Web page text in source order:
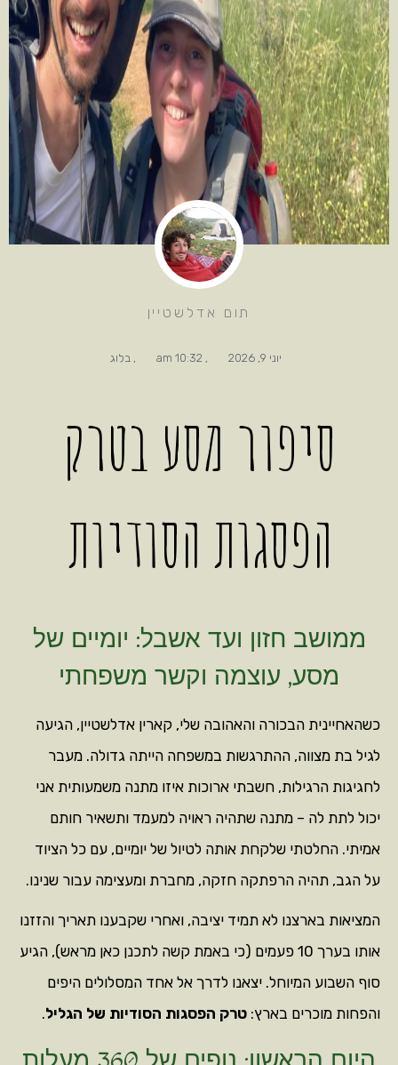
תום אדלשטיין
יוני 9, 2026 ,
10:32 am
, בלוג
סיפור מסע בטרק
הפסגות הסודיות
ממושב חזון ועד אשבל: יומיים של
מסע, עוצמה וקשר משפחתי
כשהאחיינית הבכורה והאהובה שלי, קארין אדלשטיין, הגיעה
לגיל בת מצווה, ההתרגשות במשפחה הייתה גדולה. מעבר
לחגיגות הרגילות, חשבתי ארוכות איזו מתנה משמעותית אני
יכול לתת לה – מתנה שתהיה ראויה למעמד ותשאיר חותם
אמיתי. החלטתי שלקחת אותה לטיול של יומיים, עם כל הציוד
על הגב, תהיה הרפתקה חזקה, מחברת ומעצימה עבור שנינו.
המציאות בארצנו לא תמיד יציבה, ואחרי שקבענו תאריך והזזנו
אותו בערך 10 פעמים (כי באמת קשה לתכנן כאן מראש), הגיע
סוף השבוע המיוחל. יצאנו לדרך אל אחד המסלולים היפים
והפחות מוכרים בארץ: טרק הפסגות הסודיות של הגליל.